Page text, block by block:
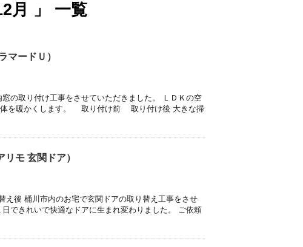
月 」 一覧
ードＵ）
の取り付け工事をさせていただきました。 ＬＤＫの空
体を暖かくします。 取り付け前 取り付け後 大きな掃
モ 玄関ドア）
後 桶川市内のお宅で玄関ドアの取り替え工事をさせ
できれいで快適なドアに生まれ変わりました。 ご依頼